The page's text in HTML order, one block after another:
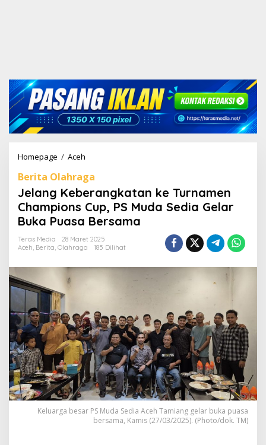
Homepage / Aceh
l
a
n
g
K
b
e
a
t
a
n
k
e
T
u
r
n
Berita Olahraga
Jelang Keberangkatan ke Turnamen
Champions Cup, PS Muda Sedia Gelar
Buka Puasa Bersama
Teras Media
28 Maret 2025
Aceh, Berita, Olahraga 185 Dilihat
Keluarga besar PS Muda Sedia Aceh Tamiang gelar buka puasa
bersama, Kamis (27/03/2025). (Photo/dok. TM)